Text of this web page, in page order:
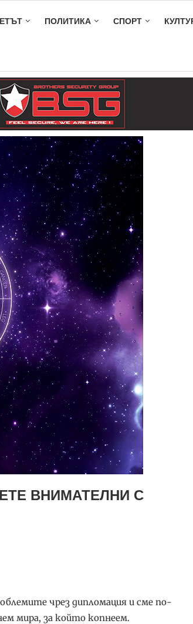
ПОЛИТИКА СПОРТ
ВНИМАТЕЛНИ С
чрез дипломация и сме по-
мира, за който копнеем.